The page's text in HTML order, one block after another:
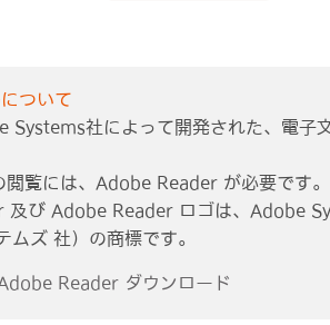
ついて
Systems社によって開発された、電子
閲覧には、Adobe Reader が必要です。
及び Adobe Reader ロゴは、Adobe
ムズ 社）の商標です。
Reader ダウンロード